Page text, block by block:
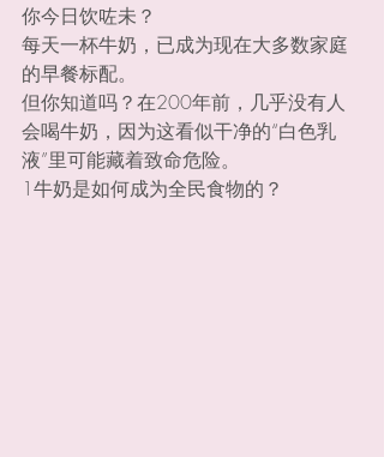
你今日饮咗未？
每天一杯牛奶，已成为现在大多数家庭
的早餐标配。
但你知道吗？在200年前，几乎没有人
会喝牛奶，因为这看似干净的“白色乳
液”里可能藏着致命危险。
1牛奶是如何成为全民食物的？